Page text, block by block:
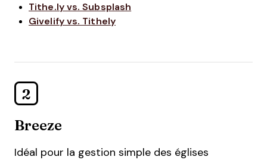
Tithe.ly vs. Subsplash
Givelify vs. Tithely
2
Breeze
Idéal pour la gestion simple des églises